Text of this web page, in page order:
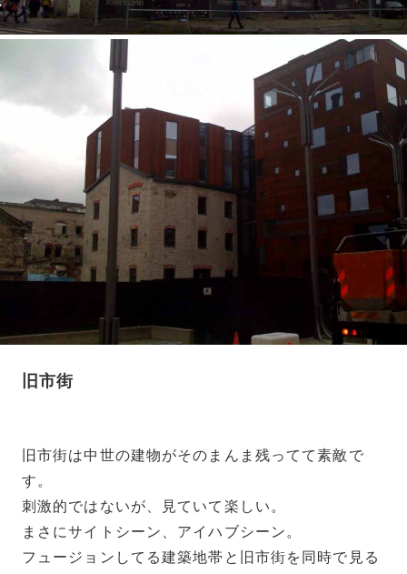
旧市街
旧市街は中世の建物がそのまんま残ってて素敵で
す。
刺激的ではないが、見ていて楽しい。
まさにサイトシーン、アイハブシーン。
フュージョンしてる建築地帯と旧市街を同時で見る